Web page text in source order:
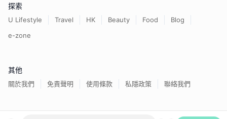
探索
U Lifestyle Travel HK Beauty Food
Blog
e-zone
其他
關於我們 免責聲明 使用條款 私隱政策 聯絡我們